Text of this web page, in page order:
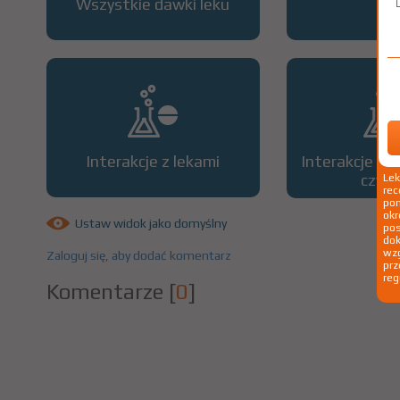
Wszystkie dawki leku
Interakcje z lekami
Interakcje z
Ustaw widok jako domyślny
Zaloguj się, aby dodać komentarz
Komentarze [0]